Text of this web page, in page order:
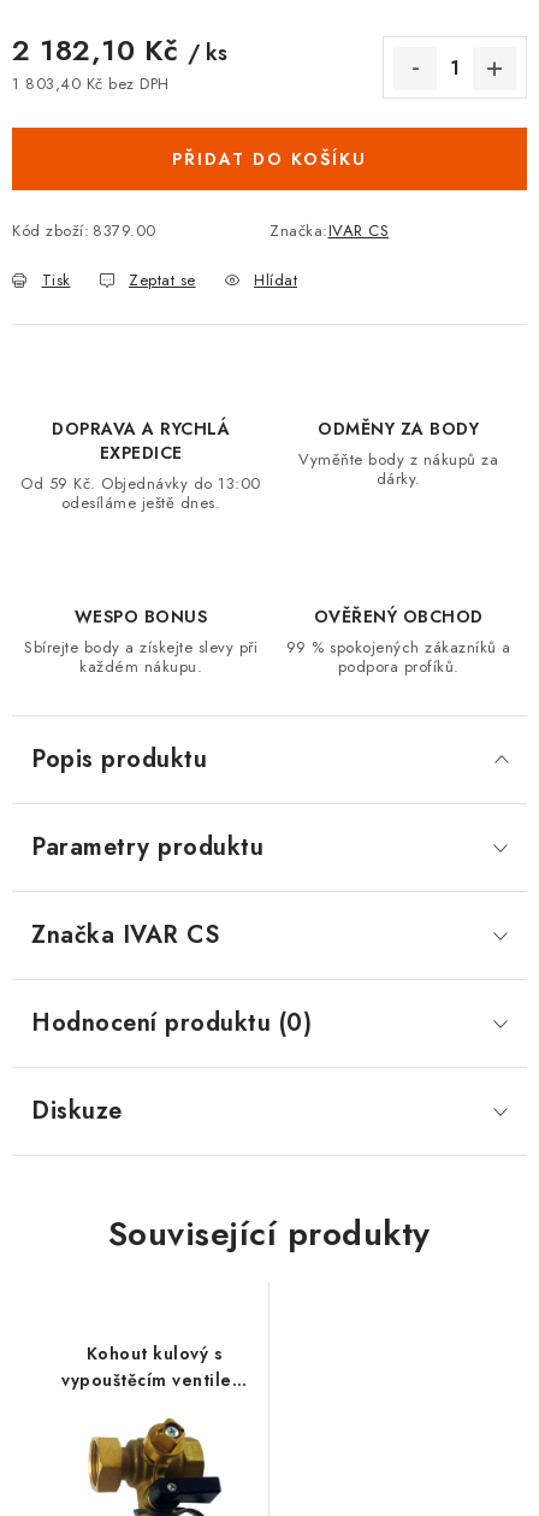
DOPRAVA A PLATBA
VRÁCENÍ ZBOŽÍ A REKLAMACE
MOJE OBJEDNÁVKA
ZNAČKY
Hodnocení obchodu 🚚 Stav objednávky
Kontakt
Obchodní podmínky
2 182,10 Kč / ks
1 803,40 Kč bez DPH
PŘIDAT DO KOŠÍKU
Kód zboží: 8379.00 Značka:IVAR CS
Tisk Zeptat se Hlídat
DOPRAVA A RYCHLÁ
EXPEDICE
Od 59 Kč. Objednávky do 13:00
odesíláme ještě dnes.
ODMĚNY ZA BODY
Vyměňte body z nákupů za
dárky.
WESPO BONUS
Sbírejte body a získejte slevy při
každém nákupu.
OVĚŘENÝ OBCHOD
99 % spokojených zákazníků a
podpora profíků.
Popis produktu
Parametry produktu
Značka IVAR CS
Hodnocení produktu (0)
Diskuze
Související produkty
Kohout kulový s
vypouštěcím ventilem
17414